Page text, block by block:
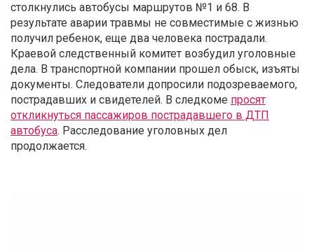
столкнулись автобусы маршрутов №1 и 68. В
результате аварии травмы не совместимые с жизнью
получил ребенок, еще два человека пострадали.
Краевой следственный комитет возбудил уголовные
дела. В транспортной компании прошел обыск, изъяты
документы. Следователи допросили подозреваемого,
пострадавших и свидетелей. В следкоме просят
откликнуться пассажиров пострадавшего в ДТП
автобуса. Расследование уголовных дел
продолжается.